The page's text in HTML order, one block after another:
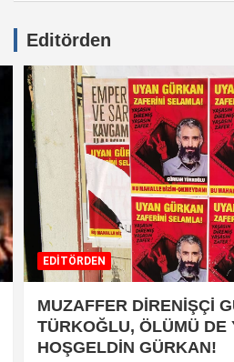
Editörden
EDİTÖRDEN
MUZAFFER DİRENİŞÇİ
TÜRKOĞLU, ÖLÜMÜ DE
HOŞGELDİN GÜRKAN!